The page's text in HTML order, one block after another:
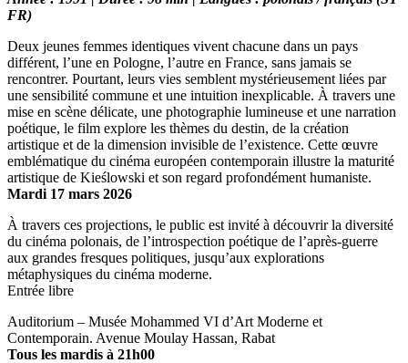
FR)
Deux jeunes femmes identiques vivent chacune dans un pays
différent, l’une en Pologne, l’autre en France, sans jamais se
rencontrer. Pourtant, leurs vies semblent mystérieusement liées par
une sensibilité commune et une intuition inexplicable. À travers une
mise en scène délicate, une photographie lumineuse et une narration
poétique, le film explore les thèmes du destin, de la création
artistique et de la dimension invisible de l’existence. Cette œuvre
emblématique du cinéma européen contemporain illustre la maturité
artistique de Kieślowski et son regard profondément humaniste.
Mardi 17 mars 2026
À travers ces projections, le public est invité à découvrir la diversité
du cinéma polonais, de l’introspection poétique de l’après-guerre
aux grandes fresques politiques, jusqu’aux explorations
métaphysiques du cinéma moderne.
Entrée libre
Auditorium – Musée Mohammed VI d’Art Moderne et
Contemporain. Avenue Moulay Hassan, Rabat
Tous les mardis à 21h00